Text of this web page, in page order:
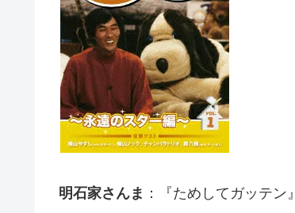
明石家さんま ：『ためしてガッテン